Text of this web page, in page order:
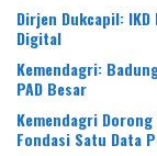
Dirjen Dukcapil:
Digital
Kemendagri:
PAD Besar
Kemendagri
Fondasi Satu Data